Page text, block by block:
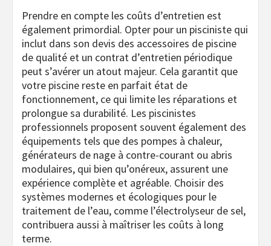
Prendre en compte les coûts d’entretien est
également primordial. Opter pour un pisciniste qui
inclut dans son devis des accessoires de piscine
de qualité et un contrat d’entretien périodique
peut s’avérer un atout majeur. Cela garantit que
votre piscine reste en parfait état de
fonctionnement, ce qui limite les réparations et
prolongue sa durabilité. Les piscinistes
professionnels proposent souvent également des
équipements tels que des pompes à chaleur,
générateurs de nage à contre-courant ou abris
modulaires, qui bien qu’onéreux, assurent une
expérience complète et agréable. Choisir des
systèmes modernes et écologiques pour le
traitement de l’eau, comme l’électrolyseur de sel,
contribuera aussi à maîtriser les coûts à long
terme.